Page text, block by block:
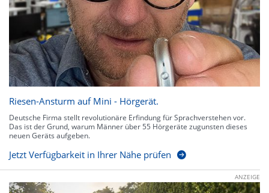
Riesen-Ansturm auf Mini - Hörgerät.
Deutsche Firma stellt revolutionäre Erfindung für Sprachverstehen vor.
Das ist der Grund, warum Männer über 55 Hörgeräte zugunsten dieses
neuen Geräts aufgeben.
Jetzt Verfügbarkeit in Ihrer Nähe prüfen
ANZEIGE